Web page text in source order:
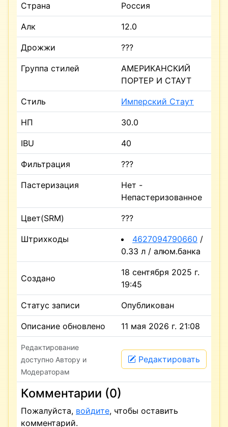
Страна Россия
Алк 12.0
Дрожжи ???
Группа стилей
АМЕРИКАНСКИЙ
ПОРТЕР И СТАУТ
Стиль Имперский Стаут
НП 30.0
IBU 40
Фильтрация ???
Пастеризация
Нет -
Непастеризованное
Цвет(SRM) ???
Штрихкоды 4627094790660 /
0.33 л / алюм.банка
Создано
18 сентября 2025 г.
19:45
Статус записи Опубликован
Описание обновлено 11 мая 2026 г. 21:08
Редактирование
доступно Автору и
Модераторам
Редактировать
Комментарии (0)
Пожалуйста, войдите, чтобы оставить
комментарий.